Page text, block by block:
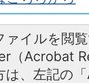
ァイルを閲
（Acrobat
は、左記の